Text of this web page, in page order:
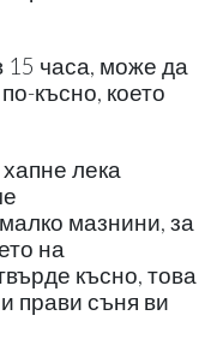
15 часа, може да
късно, което
лека
мазнини, за
на
късно, това
прави съня ви